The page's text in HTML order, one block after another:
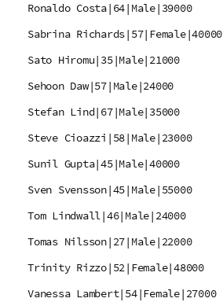
Ronaldo Costa|64|Male|39000
Sabrina Richards|57|Female|40000
Sato Hiromu|35|Male|21000
Sehoon Daw|57|Male|24000
Stefan Lind|67|Male|35000
Steve Cioazzi|58|Male|23000
Sunil Gupta|45|Male|40000
Sven Svensson|45|Male|55000
Tom Lindwall|46|Male|24000
Tomas Nilsson|27|Male|22000
Trinity Rizzo|52|Female|48000
Vanessa Lambert|54|Female|27000